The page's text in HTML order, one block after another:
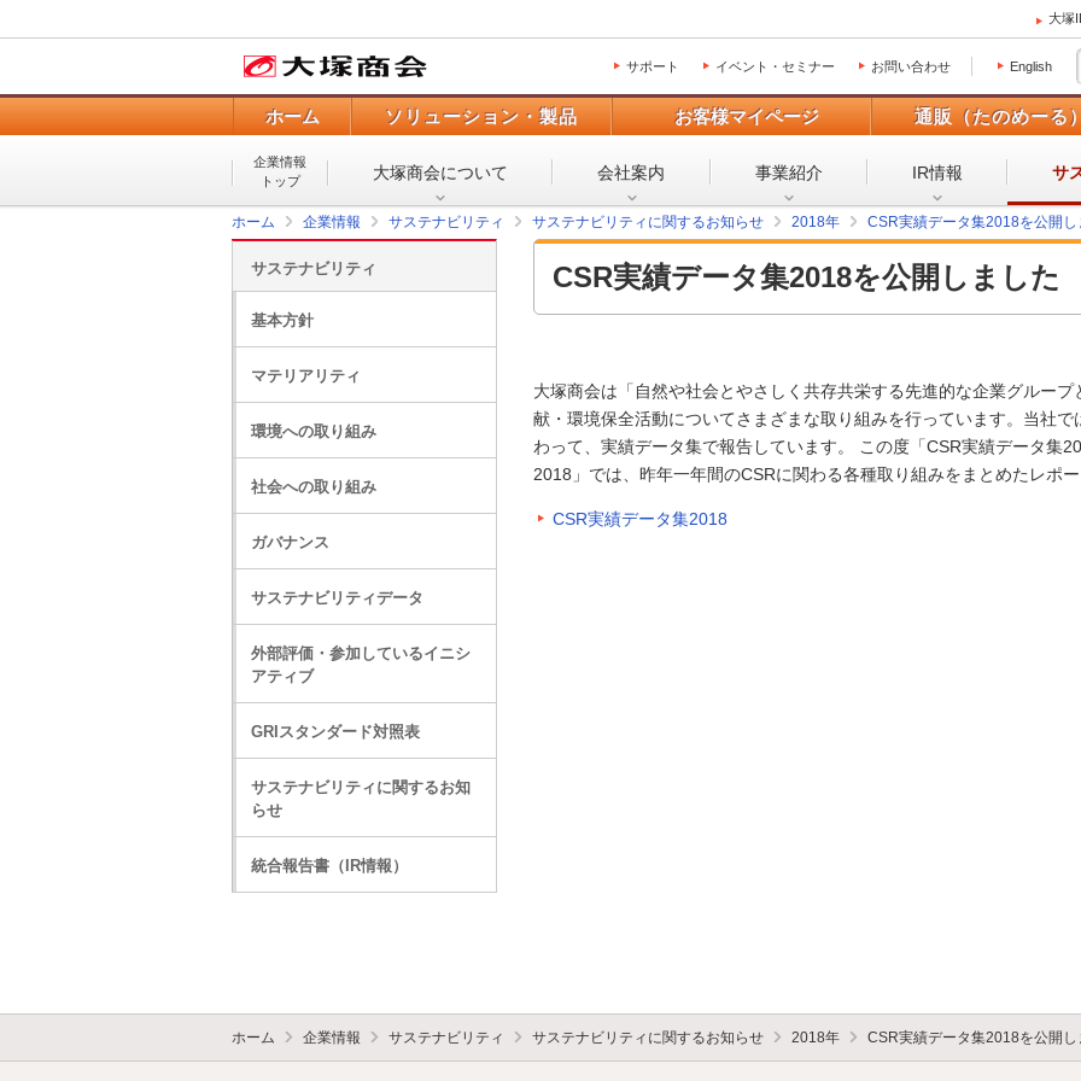
大塚
サポート イベント・セミナー お問い合わせ English
ホーム ソリューション・製品 お客様マイページ 通販（たのめーる
企業情報
トップ
大塚商会について 会社案内 事業紹介 IR情報 サ
ホーム 企業情報 サステナビリティ サステナビリティに関するお知らせ 2018年 CSR実績データ集2018を公開し
CSR実績データ集2018を公開しました
大塚商会は「自然や社会とやさしく共存共栄する先進的な企業グルー
献・環境保全活動についてさまざまな取り組みを行っています。当社
わって、実績データ集で報告しています。 この度「CSR実績データ集
2018」では、昨年一年間のCSRに関わる各種取り組みをまとめたレポ
CSR実績データ集2018
サステナビリティ
基本方針
マテリアリティ
環境への取り組み
社会への取り組み
ガバナンス
サステナビリティデータ
外部評価・参加しているイニシ
アティブ
GRIスタンダード対照表
サステナビリティに関するお知
らせ
統合報告書（IR情報）
ホーム 企業情報 サステナビリティ サステナビリティに関するお知らせ 2018年 CSR実績データ集2018を公開し